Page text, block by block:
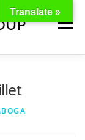
Menu
Translate »